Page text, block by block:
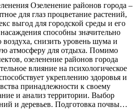
Озеленение районов города –
для глаз процветание растений,
выгод для городской среды и его
способны значительно
воздуха, снизить уровень шума и
атмосферу для отдыха. Помимо
озеленение районов города
влияние на психологическое
укреплению здоровья и
принадлежности к своему
и анализ территории. Выбор
и деревьев. Подготовка почвы…